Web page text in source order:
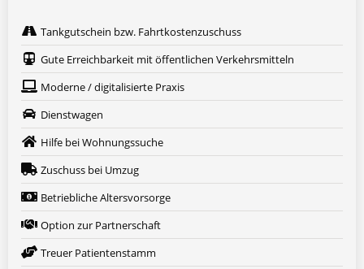
Tankgutschein bzw. Fahrtkostenzuschuss
Gute Erreichbarkeit mit öffentlichen Verkehrsmitteln
Moderne / digitalisierte Praxis
Dienstwagen
Hilfe bei Wohnungssuche
Zuschuss bei Umzug
Betriebliche Altersvorsorge
Option zur Partnerschaft
Treuer Patientenstamm